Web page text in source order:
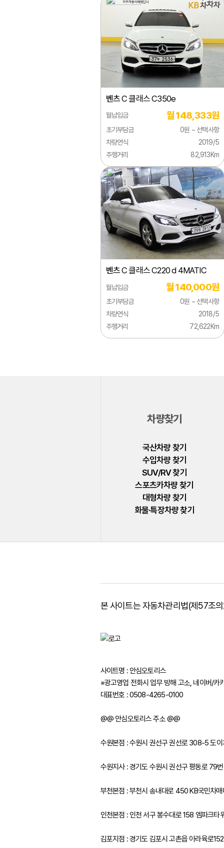
애스턴마틴
어큐라
오펠
올즈모빌
이네오스
이베코
이스즈
인피니티
재규어
지리
지프
쯔더우
캐딜락
크라이슬러
테슬라
토요타
페라리
포드
벤츠C 클래스 C350e
월납입금 월 148,333원
초기부담금
0원 ~ 선택사항
차량연식
2019/5
주행거리
82,913Km
벤츠C 클래스 C220 d 4MATIC
월납입금 월 140,000원
초기부담금
0원 ~ 선택사항
차량연식
2018/5
주행거리
72,622Km
차량찾기
국산차량 찾기
수입차량 찾기
SUV/RV 찾기
스포츠카차량 찾기
대형차량 찾기
화물·특장차량 찾기
본 사이트는 자동차관리법(제57조
사이트명 : 안심오토리스
※광고영업 전화시 업무 방해 고소, 네이버/카
대표번호 : 0508-4265-0100
@@ 안심오토리스 주소 @@
수원본점 : 수원시 권선구 권선로 308-5 도이
수원지사 : 경기도 수원시 권선구 평동로 79
부천본점 : 부천시 송내대로 450 KB국민차매
인천본점 : 인천 서구 봉수대로 158 엠파크타
김포지점 : 경기도 김포시 고촌읍 아라육로